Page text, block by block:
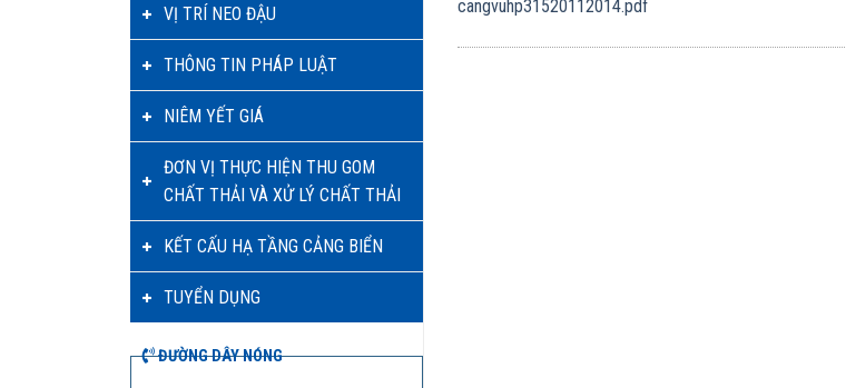
VỊ TRÍ NEO ĐẬU
THÔNG TIN PHÁP LUẬT
NIÊM YẾT GIÁ
ĐƠN VỊ THỰC HIỆN THU GOM
CHẤT THẢI VÀ XỬ LÝ CHẤT THẢI
KẾT CẤU HẠ TẦNG CẢNG BIỂN
TUYỂN DỤNG
ĐƯỜNG DÂY NÓNG
cangvuhp31520112014.pdf